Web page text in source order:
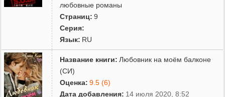
любовные романы
Страниц: 9
Серия:
Язык: RU
Название книги: Любовник на моём балконе
(СИ)
Оценка: 9.5 (6)
Дата добавления: 14 июля 2020, 8:52